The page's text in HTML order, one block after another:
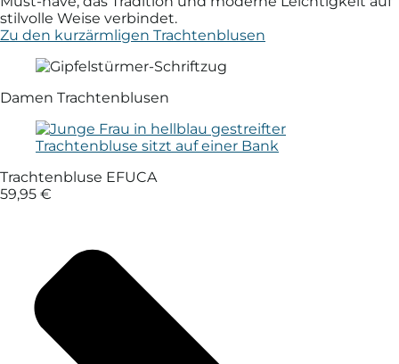
stil­volle Weise verbindet.
Zu den kurzärmligen Trachtenblusen
Damen Trachtenblusen
Trachtenbluse EFUCA
59,95 €